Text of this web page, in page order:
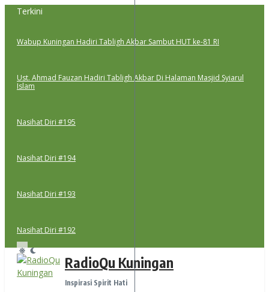
Lewati
konten
Terkini
Wabup Kuningan Hadiri Tabligh Akbar Sambut HUT ke-81 RI
Ust. Ahmad Fauzan Hadiri Tabligh Akbar Di Halaman Masjid Syiarul
Islam
Nasihat Diri #195
Nasihat Diri #194
Nasihat Diri #193
Nasihat Diri #192
RadioQu Kuningan
Inspirasi Spirit Hati